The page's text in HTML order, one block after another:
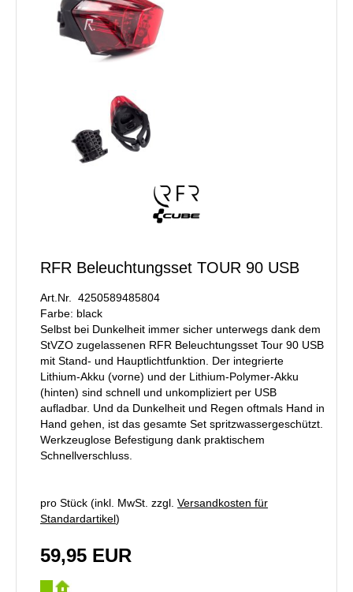
RFR Beleuchtungsset TOUR 90 USB
Art.Nr. 4250589485804
Farbe: black
Selbst bei Dunkelheit immer sicher unterwegs dank dem
StVZO zugelassenen RFR Beleuchtungsset Tour 90 USB
mit Stand- und Hauptlichtfunktion. Der integrierte
Lithium-Akku (vorne) und der Lithium-Polymer-Akku
(hinten) sind schnell und unkompliziert per USB
aufladbar. Und da Dunkelheit und Regen oftmals Hand in
Hand gehen, ist das gesamte Set spritzwassergeschützt.
Werkzeuglose Befestigung dank praktischem
Schnellverschluss.
pro Stück (inkl. MwSt. zzgl. Versandkosten für
Standardartikel)
59,95 EUR